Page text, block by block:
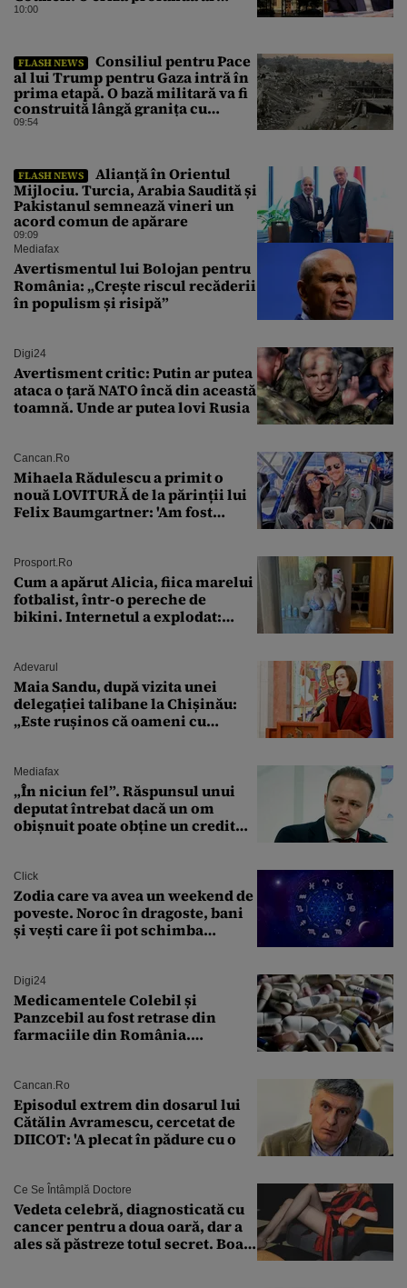
putea forța Kremlinul să apeleze
10:00
FLASH NEWS
Consiliul pentru Pace
al lui Trump pentru Gaza intră în
prima etapă. O bază militară va fi
construită lângă granița cu
Israelul
09:54
FLASH NEWS
Alianță în Orientul
Mijlociu. Turcia, Arabia Saudită și
Pakistanul semnează vineri un
acord comun de apărare
09:09
Mediafax
Avertismentul lui Bolojan pentru
România: „Crește riscul recăderii
în populism și risipă”
Digi24
Avertisment critic: Putin ar putea
ataca o țară NATO încă din această
toamnă. Unde ar putea lovi Rusia
Cancan.ro
Mihaela Rădulescu a primit o
nouă LOVITURĂ de la părinții lui
Felix Baumgartner: 'Am fost
Prosport.ro
Cum a apărut Alicia, fiica marelui
fotbalist, într-o pereche de
bikini. Internetul a explodat:
Adevarul
Maia Sandu, după vizita unei
delegației talibane la Chișinău:
„Este rușinos că oameni cu
Mediafax
„În niciun fel”. Răspunsul unui
deputat întrebat dacă un om
obișnuit poate obține un credit
Click
Zodia care va avea un weekend de
poveste. Noroc în dragoste, bani
și vești care îi pot schimba
Digi24
Medicamentele Colebil și
Panzcebil au fost retrase din
farmaciile din România.
Cancan.ro
Episodul extrem din dosarul lui
Cătălin Avramescu, cercetat de
DIICOT: 'A plecat în pădure cu o
Ce Se Întâmplă Doctore
Vedeta celebră, diagnosticată cu
cancer pentru a doua oară, dar a
ales să păstreze totul secret. Boala